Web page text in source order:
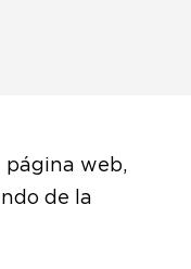
página web,
de la